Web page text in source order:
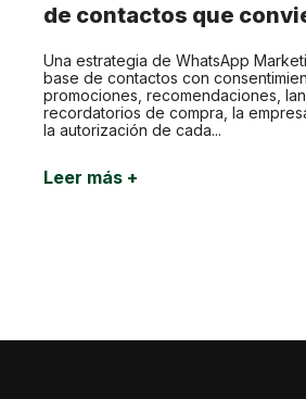
de contactos que
Una estrategia de WhatsApp
base de contactos con
promociones, recomendaciones,
recordatorios de compra, la
la autorización de cada...
Leer más +